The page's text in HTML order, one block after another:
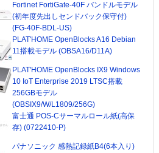
Fortinet FortiGate-40F バンドルモデル
(初年度先出しセンドバック保守付)
(FG-40F-BDL-US)
PLAT'HOME OpenBlocks A16 Debian
11搭載モデル (OBSA16/D11A)
PLAT'HOME OpenBlocks IX9 Windows
10 IoT Enterprise 2019 LTSC搭載
256GBモデル
(OBSIX9/W/L1809/256G)
富士通 POS-Cサーマルロール紙(高保
存) (0722410-P)
パナソニック 感熱記録紙B4(6本入り)